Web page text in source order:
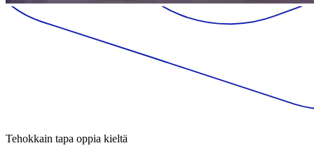
Tehokkain tapa oppia kieltä